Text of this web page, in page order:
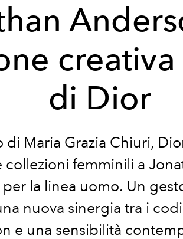
di Dior
di Maria Grazia Chiuri,
collezioni femminili a
la linea uomo. Un
nuova sinergia tra i
e una sensibilità